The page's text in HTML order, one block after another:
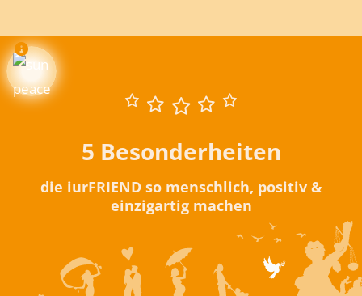
5 Besonderheiten
die iurFRIEND so menschlich, positiv &
einzigartig machen